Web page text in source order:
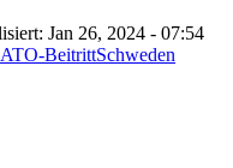
Jan 26, 2024 - 07:54
BeitrittSchweden